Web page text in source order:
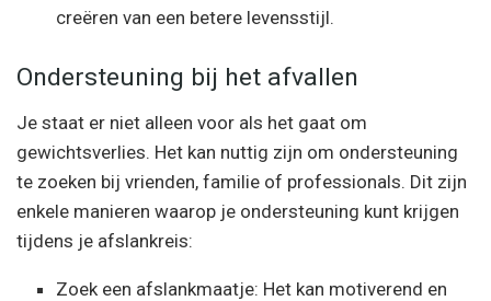
creëren van een betere levensstijl.
Ondersteuning bij het afvallen
Je staat er niet alleen voor als het gaat om
gewichtsverlies. Het kan nuttig zijn om ondersteuning
te zoeken bij vrienden, familie of professionals. Dit zijn
enkele manieren waarop je ondersteuning kunt krijgen
tijdens je afslankreis:
Zoek een afslankmaatje: Het kan motiverend en